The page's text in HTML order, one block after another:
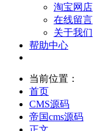
淘宝网店
在线留言
关于我们
帮助中心
当前位置：
首页
CMS源码
帝国cms源码